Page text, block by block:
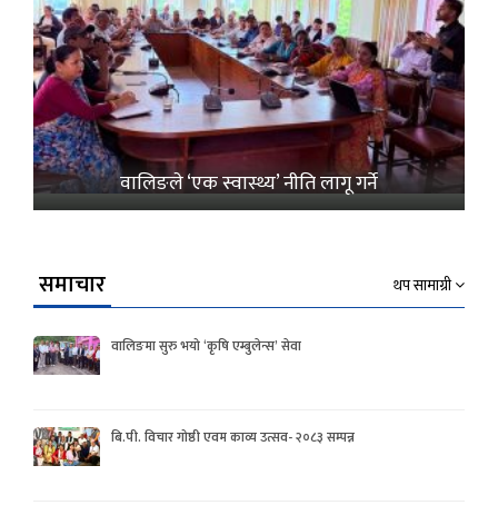
वालिङले ‘एक स्वास्थ्य’ नीति लागू गर्ने
समाचार थप सामाग्री
वालिङमा सुरु भयो ‘कृषि एम्बुलेन्स’ सेवा
बि.पी. विचार गोष्ठी एवम काव्य उत्सव- २०८३ सम्पन्न